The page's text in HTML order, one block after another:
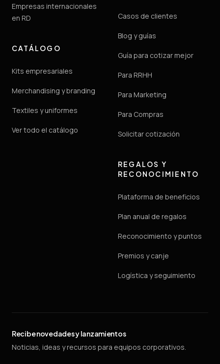
Empresas internacionales
en RD
CATÁLOGO
Kits empresariales
Merchandising y branding
Textiles y uniformes
Ver todo el catálogo
Casos de clientes
Blog y guías
Guía para cotizar mejor
Para RRHH
Para Marketing
Para Compras
Solicitar cotización
REGALOS Y
RECONOCIMIENTO
Plataforma de beneficios
Plan anual de regalos
Reconocimiento y puntos
Premios y canje
Logística y seguimiento
Recibe novedades y lanzamientos
Noticias, ideas y recursos para equipos corporativos.